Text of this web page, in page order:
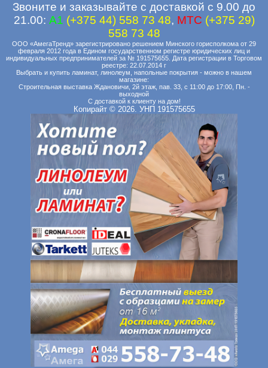
Звоните и заказывайте с доставкой с 9.00 до
21.00: A1 (+375 44) 558 73 48, MTC (+375 29)
558 73 48
ООО «АмегаТренд» зарегистрировано решением Минского горисполкома от 29
февраля 2012 года в Едином государственном регистре юридических лиц и
индивидуальных предпринимателей за № 191575655. Дата регистрации в Торговом
реестре: 22.07.2014 г
Выбрать и купить ламинат, линолеум, напольные покрытия - можно в нашем
магазине:
Строительная выставка Ждановичи, 2й этаж, пав. 33, с 11:00 до 17:00, Пн. -
выходной
С доставкой к клиенту на дом!
Копирайт © 2026. УНП 191575655